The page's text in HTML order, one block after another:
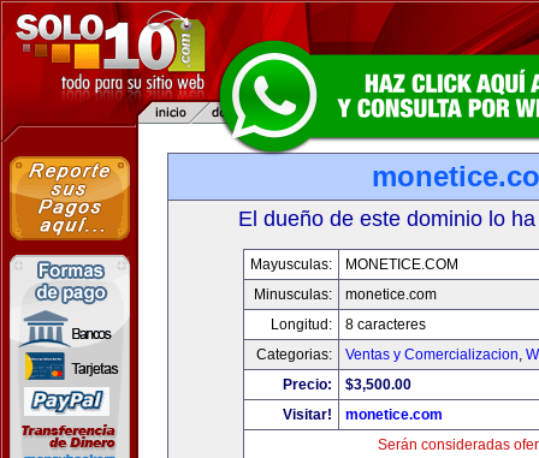
El dueño de este dominio lo
Mayusculas:
MONETICE.COM
Minusculas:
monetice.com
Longitud:
8 caracteres
Categorias:
Ventas y Comercializacion,
Precio:
$3,500.00
Visitar!
monetice.com
Serán consideradas